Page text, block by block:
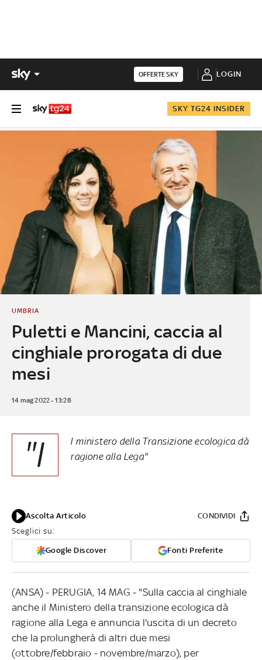
OFFERTE SKY LOGIN
SKY TG24 INSIDER
Puletti e Mancini, caccia al
cinghiale prorogata di due
mesi
UMBRIA
14 mag 2022 - 13:28
"I
l ministero della Transizione ecologica dà
ragione alla Lega"
Ascolta Articolo
Sceglici su:
Google Discover Fonti Preferite
CONDIVIDI
(ANSA) - PERUGIA, 14 MAG - "Sulla caccia al cinghiale
anche il Ministero della transizione ecologica dà
ragione alla Lega e annuncia l'uscita di un decreto
che la prolungherà di altri due mesi
(ottobre/febbraio - novembre/marzo), per